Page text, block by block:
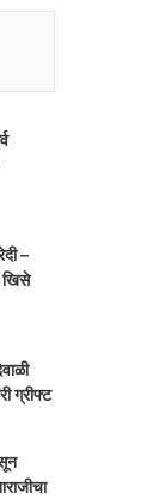
–
खिसे
ग्रीफ्ट